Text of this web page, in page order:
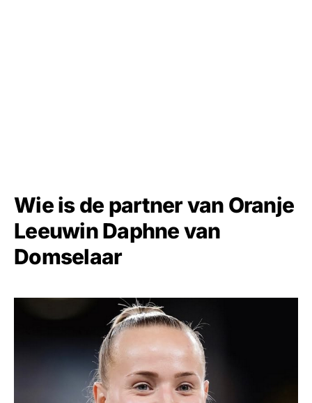
Wie is de partner van Oranje
Leeuwin Daphne van
Domselaar